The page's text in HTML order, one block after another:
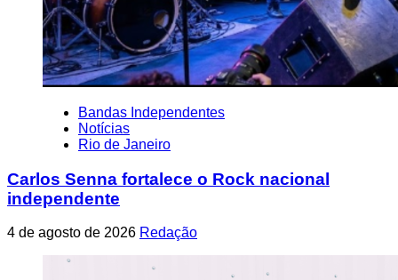
Bandas Independentes
Notícias
Rio de Janeiro
Carlos Senna fortalece o Rock nacional
independente
4 de agosto de 2026 Redação